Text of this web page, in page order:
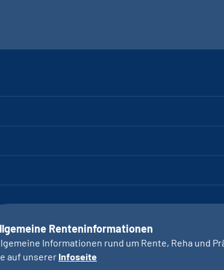
Renteninformationen
Informationen rund um Rente, Reha und
auf unserer Infoseite